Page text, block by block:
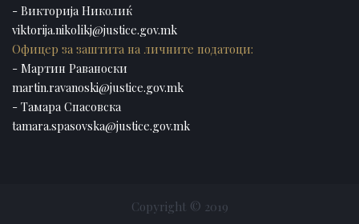
- Викторија Николиќ
viktorija.nikolikj@justice.gov.mk
Офицер за заштита на личните податоци:
- Мартин Раваноски
martin.ravanoski@justice.gov.mk
- Тамара Спасовска
tamara.spasovska@justice.gov.mk
Copyright © 2019